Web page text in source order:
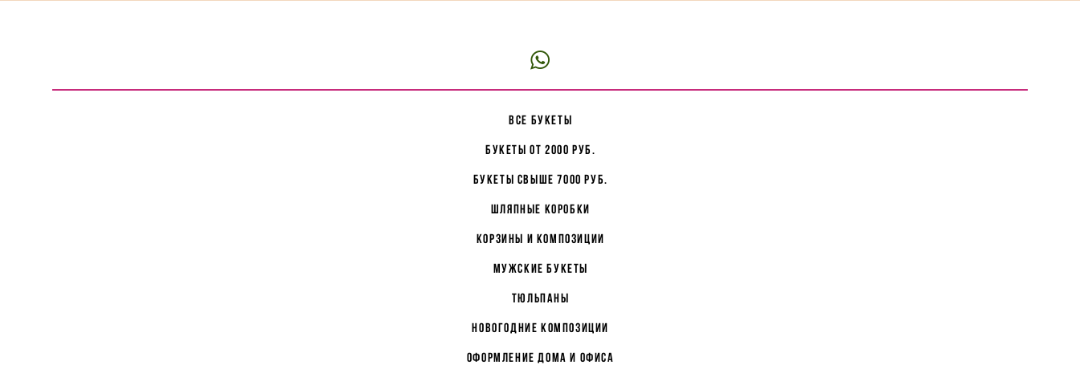
все букеты
букеты от 2000 руб.
букеты свыше 7000 руб.
Шляпные коробки
корзины и композиции
мужские букеты
Тюльпаны
Новогодние композиции
Оформление дома и офиса